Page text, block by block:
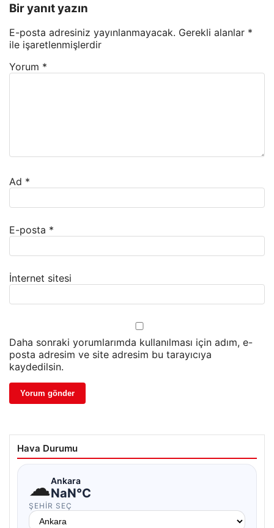
Bir yanıt yazın
E-posta adresiniz yayınlanmayacak. Gerekli alanlar *
ile işaretlenmişlerdir
Yorum *
Ad *
E-posta *
İnternet sitesi
Daha sonraki yorumlarımda kullanılması için adım, e-
posta adresim ve site adresim bu tarayıcıya
kaydedilsin.
Hava Durumu
☁Ankara
NaN°C
ŞEHIR SEÇ